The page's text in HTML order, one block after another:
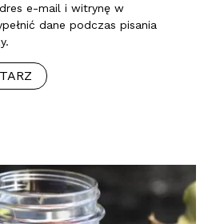
e-mail i witrynę w
dane podczas pisania